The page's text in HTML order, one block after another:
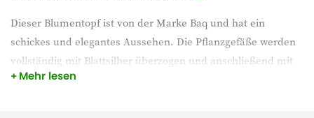
Dieser Blumentopf ist von der Marke Baq und hat ein
schickes und elegantes Aussehen. Die Pflanzgefäße werden
vollständig mit Blattsilber überzogen und anschließend mit
einer transparenten Goldlackschicht veredelt. Die
Mehr lesen